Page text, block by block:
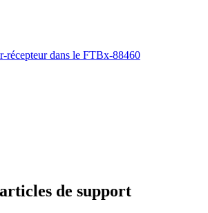
récepteur dans le FTBx-88460
de support